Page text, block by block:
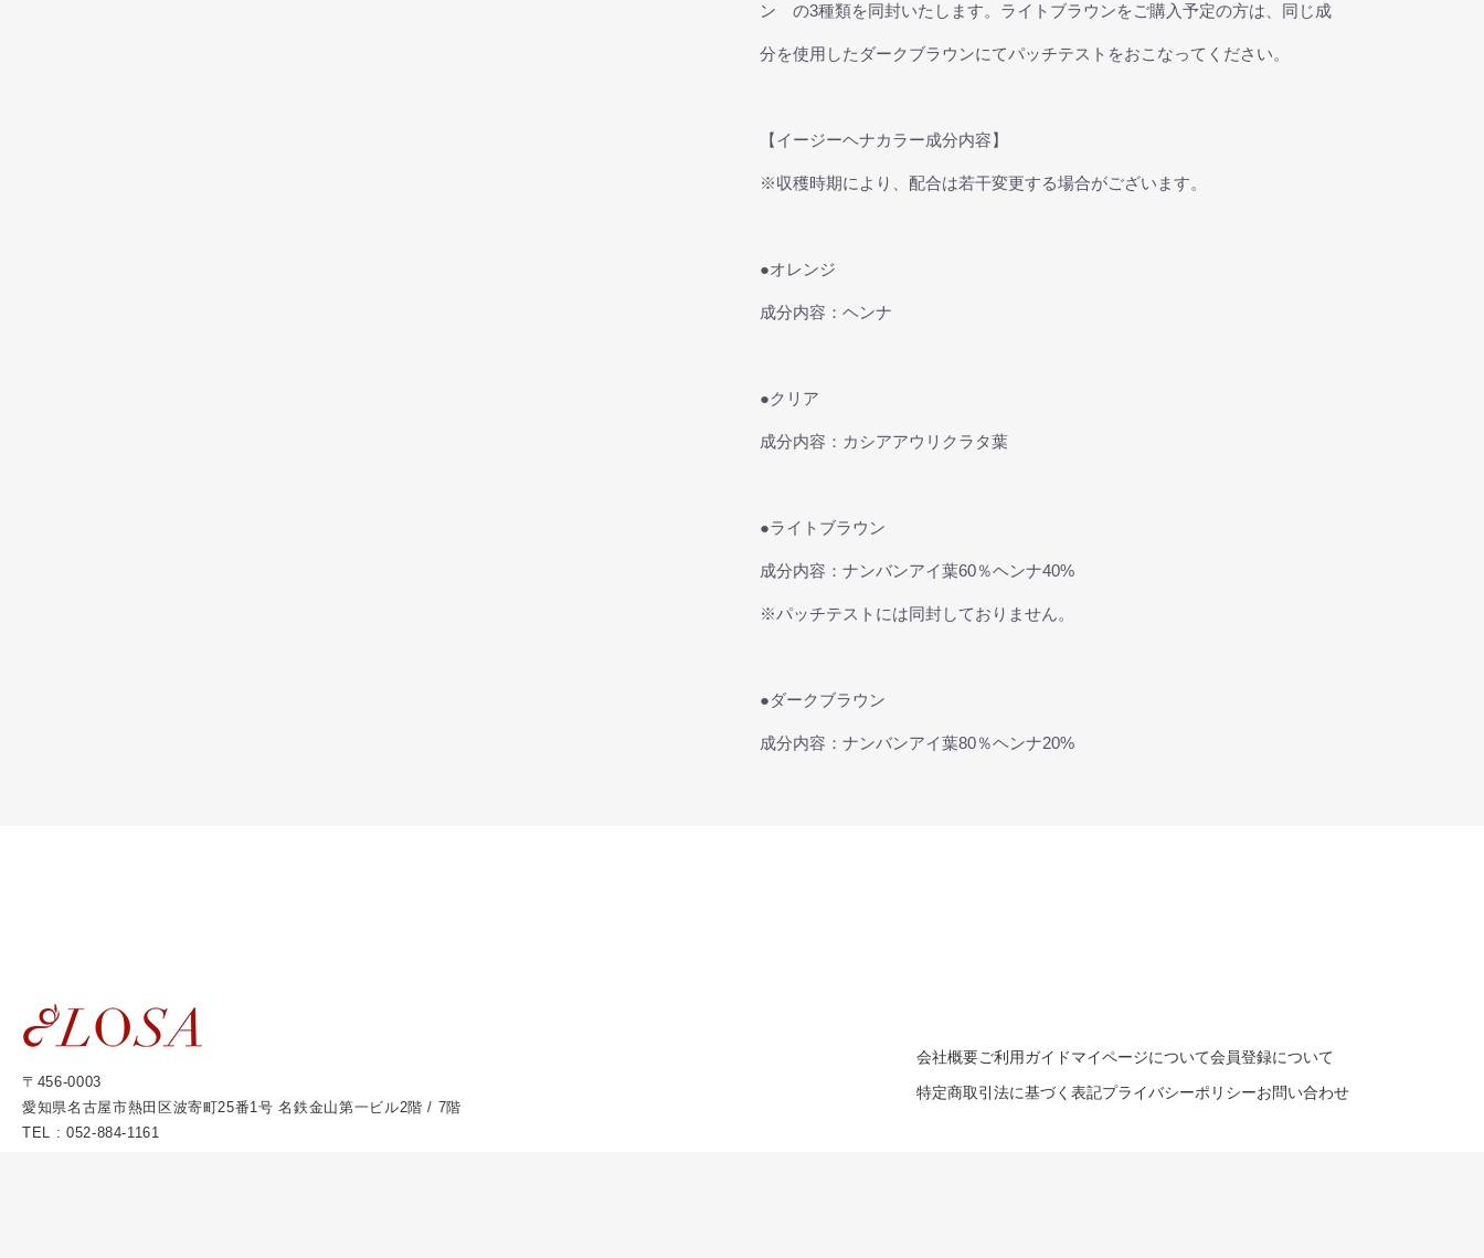
ン の3種類を同封いたします。ライトブラウンをご購入予定の方は、同じ成
分を使用したダークブラウンにてパッチテストをおこなってください。
【イージーヘナカラー成分内容】
※収穫時期により、配合は若干変更する場合がございます。
●オレンジ
成分内容：ヘンナ
●クリア
成分内容：カシアアウリクラタ葉
●ライトブラウン
成分内容：ナンバンアイ葉60％ヘンナ40%
※パッチテストには同封しておりません。
●ダークブラウン
成分内容：ナンバンアイ葉80％ヘンナ20%
〒456-0003
愛知県名古屋市熱田区波寄町25番1号 名鉄金山第一ビル2階 / 7階
TEL : 052-884-1161
会社概要ご利用ガイドマイページについて会員登録について
特定商取引法に基づく表記プライバシーポリシーお問い合わせ